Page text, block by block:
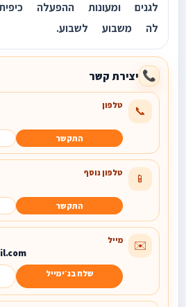
לגנים ומעונות ההפעלה
לה משבוע לשבוע.
📞 יצירת קשר
📞 טלפון
התקשר
📱 טלפון נוסף
התקשר
✉️ מייל
שלח בג׳ימייל